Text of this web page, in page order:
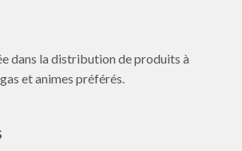
dans la distribution de produits à
et animes préférés.